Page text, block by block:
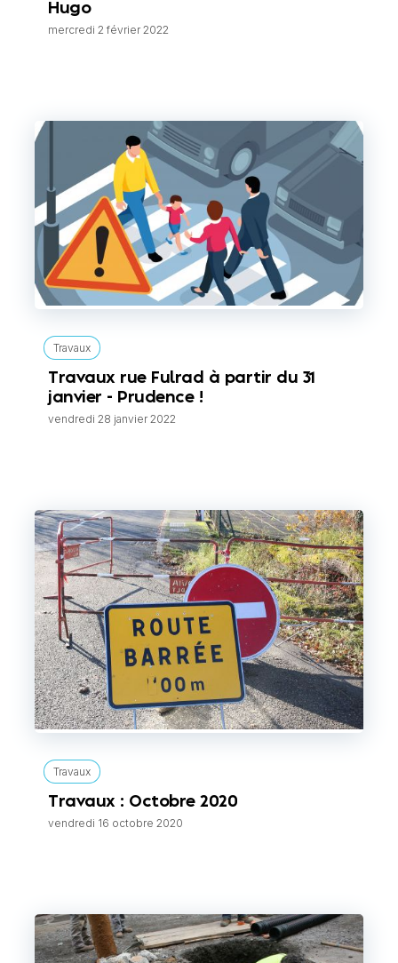
Hugo
mercredi 2 février 2022
Travaux
Travaux rue Fulrad à partir du 31
janvier - Prudence !
vendredi 28 janvier 2022
Travaux
Travaux : Octobre 2020
vendredi 16 octobre 2020